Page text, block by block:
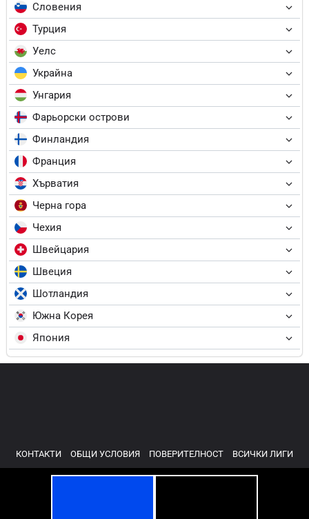
Словения
Турция
Уелс
Украйна
Унгария
Фарьорски острови
Финландия
Франция
Хърватия
Черна гора
Чехия
Швейцария
Швеция
Шотландия
Южна Корея
Япония
КОНТАКТИ ОБЩИ УСЛОВИЯ ПОВЕРИТЕЛНОСТ ВСИЧКИ ЛИГИ